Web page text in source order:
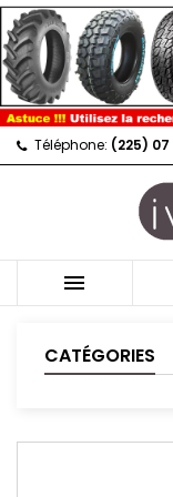
Téléphone: (225)

CATÉGORIES